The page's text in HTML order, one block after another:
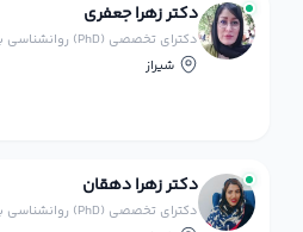
دکتر زهرا جعفری
دکترای تخصصی (PhD) روانشناسی بالینی
شیراز
دکتر زهرا دهقان
دکترای تخصصی (PhD) روانشناسی بالینی